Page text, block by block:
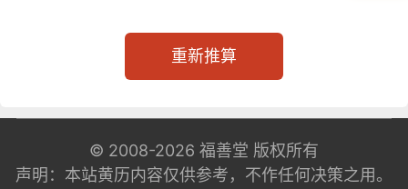
重新推算
© 2008-2026 福善堂 版权所有
声明：本站黄历内容仅供参考，不作任何决策之用。